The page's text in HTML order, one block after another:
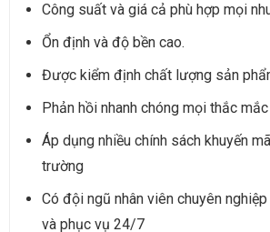
Công suất và giá cả phù hợp mọi
Ổn định và độ bền cao.
Được kiểm định chất lượng sản
Phản hồi nhanh chóng mọi thắc
Áp dụng nhiều chính sách khuyến
trường
Có đội ngũ nhân viên chuyên
và phục vụ 24/7